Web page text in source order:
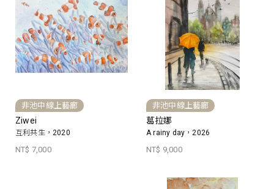
非池中線上藝廊
Ziwei
互利共生，2020
NT$ 7,000
非池中線上藝廊
葛拉娜
A rainy day，2026
NT$ 9,000